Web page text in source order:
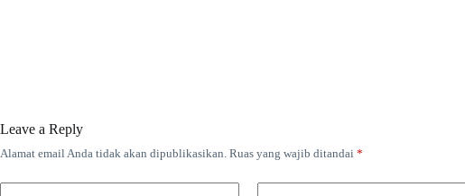
Leave a Reply
Alamat email Anda tidak akan dipublikasikan. Ruas yang wajib ditandai *